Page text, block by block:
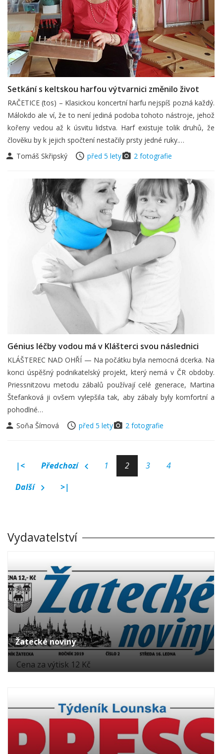
Setkání s keltskou harfou výtvarnici změnilo život
RAČETICE (tos) – Klasickou koncertní harfu nejspíš pozná každý.
Málokdo ale ví, že to není jediná podoba tohoto nástroje, jehož
kořeny vedou až k úsvitu lidstva. Harf existuje tolik druhů, že
člověku by k jejich spočtení nestačily prsty jedné ruky.…
Tomáš Skřipský
před 5 lety 2 fotografie
Génius léčby vodou má v Klášterci svou následnici
KLÁŠTEREC NAD OHŘÍ — Na počátku byla nemocná dcerka. Na
konci úspěšný podnikatelský projekt, který nemá v ČR obdoby.
Priessnitzovu metodu zábalů používají celé generace, Martina
Štefanková ji ovšem vylepšila tak, aby zábaly byly komfortní a
pohodlné…
Soňa Šímová
před 5 lety 2 fotografie
|< Předchozí 1 2 3
4
Další
>|
Vydavatelství
Žatecké noviny
Cena za výtisk 12 Kč